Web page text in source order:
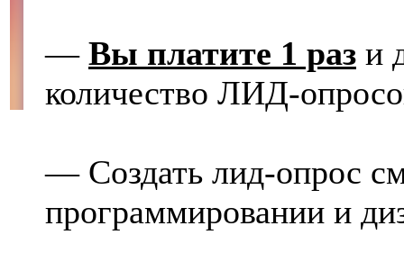
— Вы платите 1 раз и
количество ЛИД-
— Создать лид-опрос
программировании и